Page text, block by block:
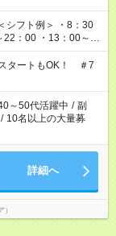
：00 ・13：00～
タートもOK！ ＃7
～50代活躍中 / 副
/ 10名以上の大量募
詳細へ